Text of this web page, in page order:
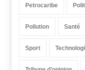
Petrocaribe
Pollution Santé
Sport